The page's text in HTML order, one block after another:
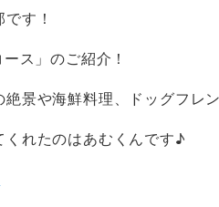
す！
ス」のご紹介！
景や海鮮料理、ドッグフレ
れたのはあむくんです♪